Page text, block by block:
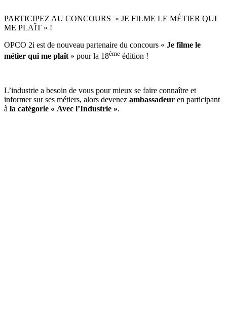
PARTICIPEZ AU CONCOURS « JE FILME LE MÉTIER QUI
ME PLAÎT » !
OPCO 2i est de nouveau partenaire du concours « Je filme le
métier qui me plaît » pour la 18ème édition !
L’industrie a besoin de vous pour mieux se faire connaître et
informer sur ses métiers, alors devenez ambassadeur en participant
à la catégorie « Avec l’Industrie ».